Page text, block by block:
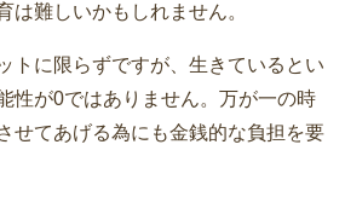
は難しいかもしれません。
トに限らずですが、生きているとい
性が0ではありません。万が一の時
せてあげる為にも金銭的な負担を要